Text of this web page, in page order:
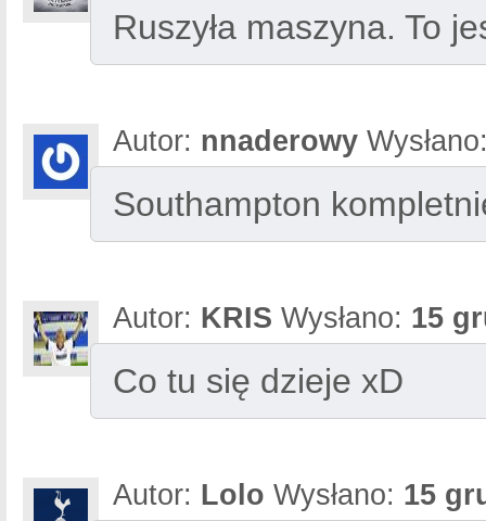
Ruszyła maszyna. To
Autor: nnaderowy
Southampton
Autor: KRIS Wysłano: 15
Co tu się dzieje xD
Autor: Lolo Wysłano: 15